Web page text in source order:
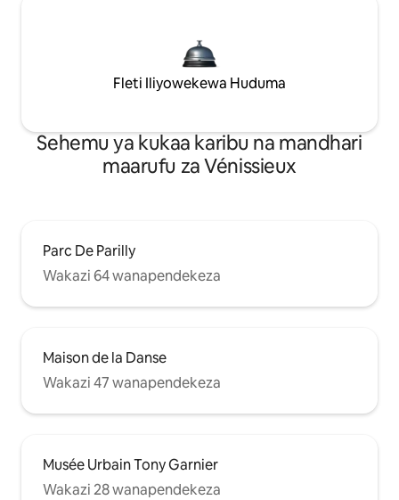
Fleti Iliyowekewa Huduma
Sehemu ya kukaa karibu na mandhari
maarufu za Vénissieux
Parc De Parilly
Wakazi 64 wanapendekeza
Maison de la Danse
Wakazi 47 wanapendekeza
Musée Urbain Tony Garnier
Wakazi 28 wanapendekeza